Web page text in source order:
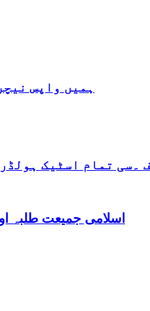
ہمیں واپس
۔سی تمام اسٹیک
اسلامی جمیعت طلبہ